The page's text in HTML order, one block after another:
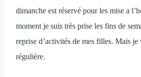
dimanche est réservé pour les mise a
moment je suis très prise les fins de
reprise d’activités de mes filles. Mais je
régulière.